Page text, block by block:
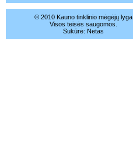
© 2010 Kauno tinklinio mėgėjų lyga
Visos teisės saugomos.
Sukūrė: Netas